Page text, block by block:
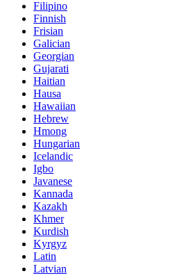
Filipino
Finnish
Frisian
Galician
Georgian
Gujarati
Haitian
Hausa
Hawaiian
Hebrew
Hmong
Hungarian
Icelandic
Igbo
Javanese
Kannada
Kazakh
Khmer
Kurdish
Kyrgyz
Latin
Latvian